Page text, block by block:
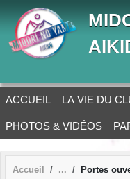
ACCUEIL LA VIE DU
PHOTOS & VIDÉOS
Accueil Portes
Panneau de gestion des